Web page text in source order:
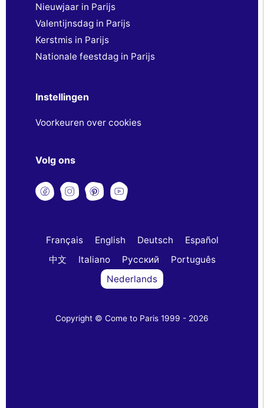
Nieuwjaar in Parijs
Valentijnsdag in Parijs
Kerstmis in Parijs
Nationale feestdag in Parijs
Instellingen
Voorkeuren over cookies
Volg ons
Français English Deutsch
Español
中文
Italiano Русский
Português
Nederlands
Copyright © Come to Paris 1999 - 2026